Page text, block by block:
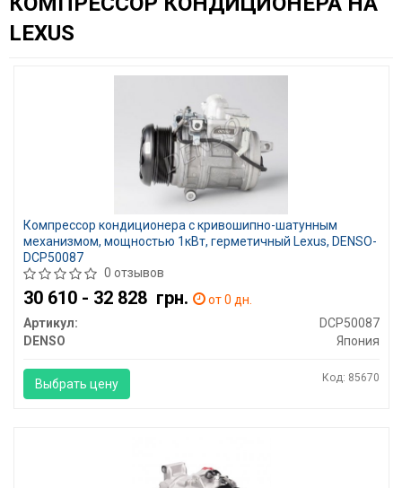
LEXUS
Компрессор кондиционера с кривошипно-шатунным
механизмом, мощностью 1кВт, герметичный Lexus, DENSO-
DCP50087
0 отзывов
30 610 - 32 828 грн.
от 0 дн.
Артикул:
DCP50087
DENSO
Япония
Выбрать цену Код: 85670